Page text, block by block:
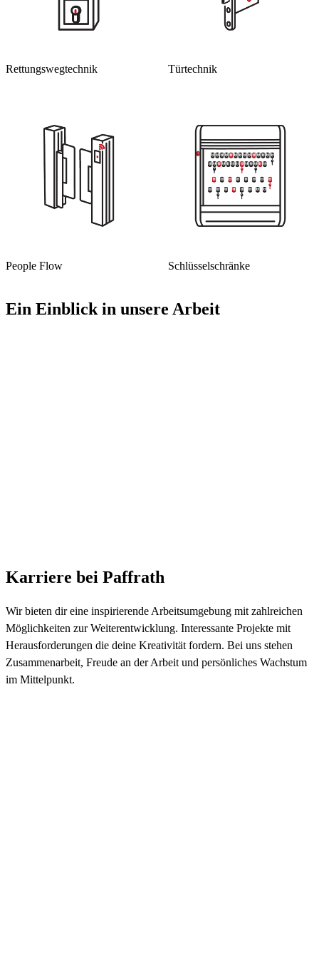
Rettungsweg­technik Türtechnik
People Flow Schlüssel­schränke
Ein Einblick in unsere Arbeit
Karriere bei Paffrath
Wir bieten dir eine inspirierende Arbeitsumgebung mit zahlreichen
Möglichkeiten zur Weiterentwicklung. Interessante Projekte mit
Herausforderungen die deine Kreativität fordern. Bei uns stehen
Zusammenarbeit, Freude an der Arbeit und persönliches Wachstum
im Mittelpunkt.